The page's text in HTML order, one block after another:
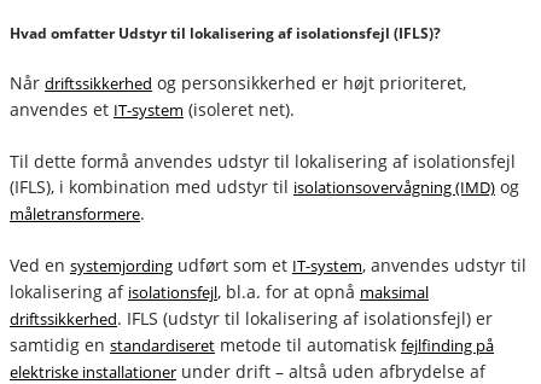
Hvad omfatter Udstyr til lokalisering af isolationsfejl (IFLS)?
Når driftssikkerhed og personsikkerhed er højt prioriteret,
anvendes et IT-system (isoleret net).
Til dette formå anvendes udstyr til lokalisering af isolationsfejl
(IFLS), i kombination med udstyr til isolationsovervågning (IMD) og
måletransformere.
Ved en systemjording udført som et IT-system, anvendes udstyr til
lokalisering af isolationsfejl, bl.a. for at opnå maksimal
driftssikkerhed. IFLS (udstyr til lokalisering af isolationsfejl) er
samtidig en standardiseret metode til automatisk fejlfinding på
elektriske installationer under drift – altså uden afbrydelse af